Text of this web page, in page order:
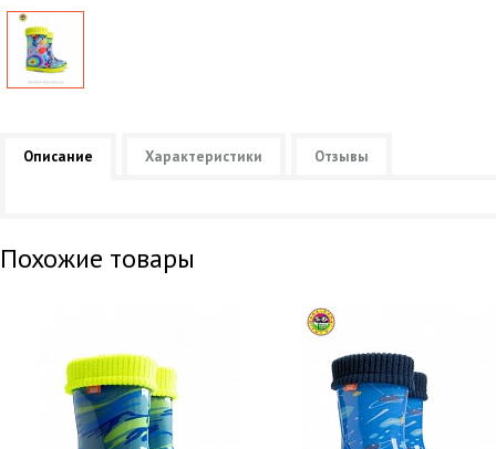
Описание Характеристики Отзывы
Похожие товары